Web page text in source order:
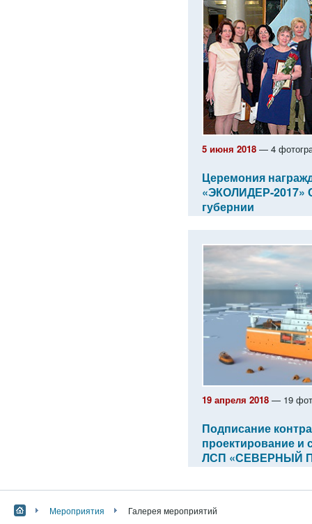
5 июня 2018 — 4
Церемония
«ЭКОЛИДЕР-2017»
губернии
19 апреля 2018 — 19
Подписание
проектирование и
ЛСП «СЕВЕРНЫЙ
Мероприятия Галерея мероприятий